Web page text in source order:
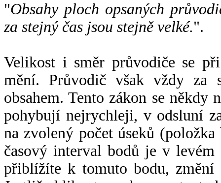
"Obsahy ploch opsaných
za stejný čas jsou stejně velké.".
Velikost i směr průvodiče se
mění. Průvodič však vždy za
obsahem. Tento zákon se někdy
pohybují nejrychleji, v odsluní
na zvolený počet úseků
časový interval bodů je v
přiblížíte k tomuto bodu,